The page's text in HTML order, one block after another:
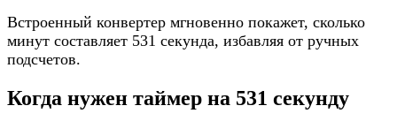
Встроенный конвертер мгновенно покажет, сколько
минут составляет 531 секунда, избавляя от ручных
подсчетов.
Когда нужен таймер на 531 секунду